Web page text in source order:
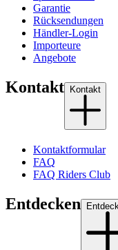
Garantie
Rücksendungen
Händler-Login
Importeure
Angebote
Kontakt Kontakt
Kontaktformular
FAQ
FAQ Riders Club
Entdecken